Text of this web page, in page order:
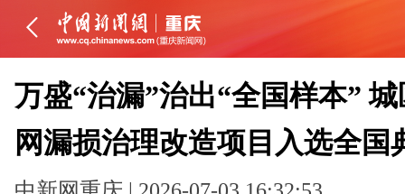
万盛“治漏”治出“全国样本”
网漏损治理改造项目入选全国